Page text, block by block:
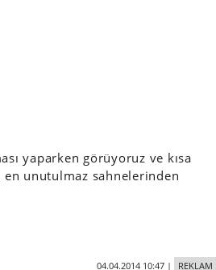
yaparken görüyoruz ve kısa
unutulmaz sahnelerinden
04.04.2014 10:47| REKLAM